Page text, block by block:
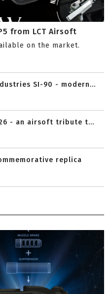
from LCT Airsoft
on the market.
SI-90 - modern...
- an airsoft tribute t...
replica